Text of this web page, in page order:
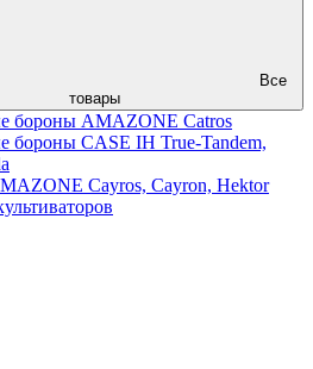
Все
товары
бороны AMAZONE Catros
бороны CASE IH True-Tandem,
Cayros, Cayron, Hektor